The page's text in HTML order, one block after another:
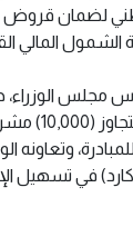
لضمان قروض
الشمول المالي
مجلس الوزراء،
"المشاريع
وتعاونه
كارد) في تسهيل